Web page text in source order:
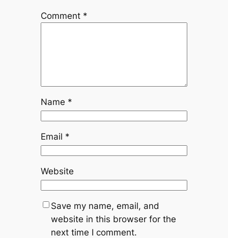
Comment *
Name *
Email *
Website
Save my name, email, and
website in this browser for the
next time I comment.